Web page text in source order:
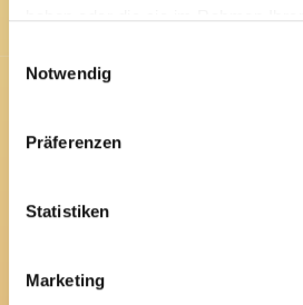
Notwendig
Präferenzen
Statistiken
Marketing
36448 Bad Liebenstein
info@lebensfreude-purr.de